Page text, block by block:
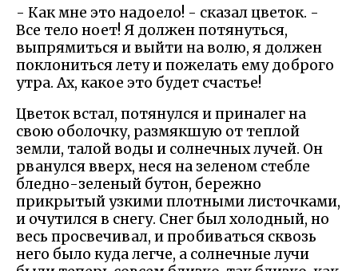
- Как мне это надоело! - сказал цветок. -
Все тело ноет! Я должен потянуться,
выпрямиться и выйти на волю, я должен
поклониться лету и пожелать ему доброго
утра. Ах, какое это будет счастье!
Цветок встал, потянулся и приналег на
свою оболочку, размякшую от теплой
земли, талой воды и солнечных лучей. Он
рванулся вверх, неся на зеленом стебле
бледно-зеленый бутон, бережно
прикрытый узкими плотными листочками,
и очутился в снегу. Снег был холодный, но
весь просвечивал, и пробиваться сквозь
него было куда легче, а солнечные лучи